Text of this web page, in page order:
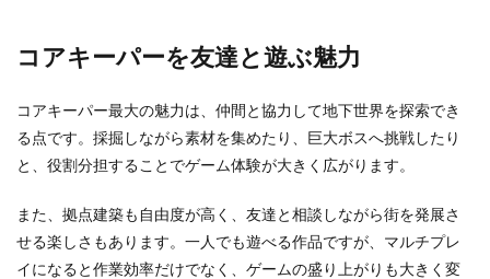
コアキーパーを友達と遊ぶ魅力
コアキーパー最大の魅力は、仲間と協力して地下世界を探索でき
る点です。採掘しながら素材を集めたり、巨大ボスへ挑戦したり
と、役割分担することでゲーム体験が大きく広がります。
また、拠点建築も自由度が高く、友達と相談しながら街を発展さ
せる楽しさもあります。一人でも遊べる作品ですが、マルチプレ
イになると作業効率だけでなく、ゲームの盛り上がりも大きく変